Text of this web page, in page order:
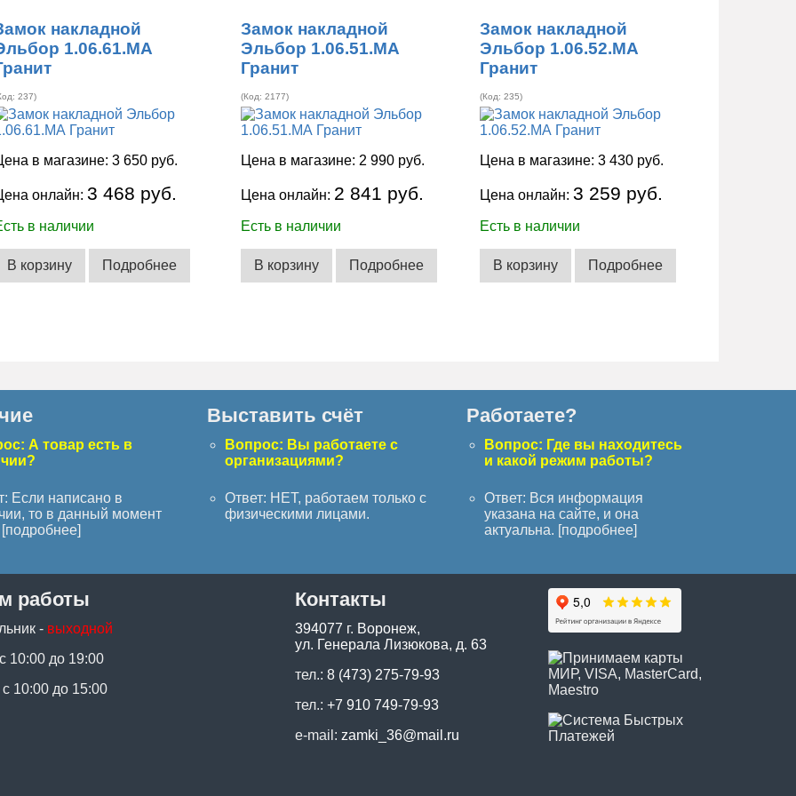
накладной
1.06.61.МА
237)
в магазине: 3 650 руб.
онлайн: 3 468 руб.
в наличии
В корзину Подробнее
Замок накладной
Эльбор 1.06.51.МА
Гранит
(Код:2177)
Цена в магазине: 2 990 руб.
Цена онлайн: 2 841 руб.
Есть в наличии
В корзину Подробнее
Замок накладной
Эльбор 1.06.52.МА
Гранит
(Код:235)
Цена в магазине:3 430 руб.
Цена онлайн:3 259 руб.
Есть в наличии
В корзину Подробнее
А товар есть в
Если написано в
то в данный момент
подробнее]
Выставить счёт
Вопрос: Вы работаете с
организациями?
Ответ: НЕТ, работаем только с
физическими лицами.
Работаете?
Вопрос: Где вы находитесь
и какой режим работы?
Ответ: Вся информация
указана на сайте, и она
актуальна. [подробнее]
работы
- выходной
10:00 до 19:00
10:00 до 15:00
Контакты
394077 г. Воронеж,
ул. Генерала Лизюкова, д. 63
тел.: 8 (473) 275-79-93
тел.: +7 910 749-79-93
e-mail: zamki_36@mail.ru